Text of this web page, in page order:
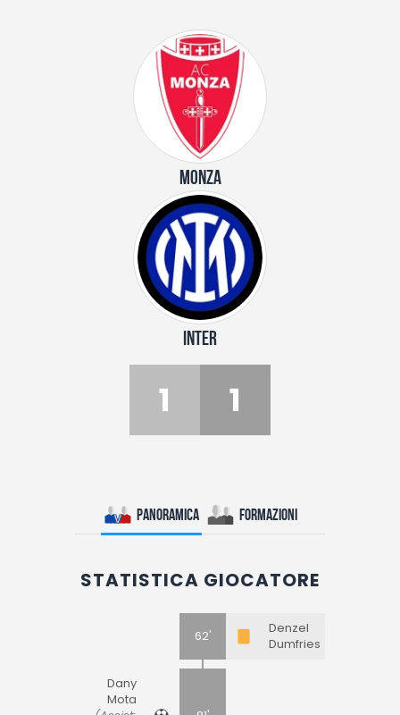
MONZA
INTER
1 1
Panoramica Formazioni
STATISTICA GIOCATORE
62'
Denzel
Dumfries
Dany
Mota